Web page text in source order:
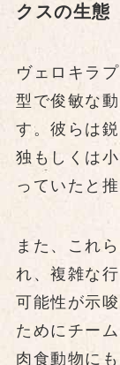
クスの生態
ヴェロキラ
型で俊敏な
す。彼らは
独もしくは
っていたと
また、これ
れ、複雑な
可能性が示
ためにチー
肉食動物に